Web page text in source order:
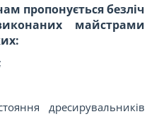
пропонується безліч
майстрами
дресирувальників